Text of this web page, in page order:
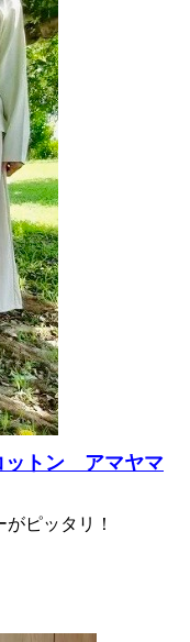
ットン アマヤマ
ピッタリ！